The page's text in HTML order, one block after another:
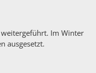
Im Winter
ausgesetzt.